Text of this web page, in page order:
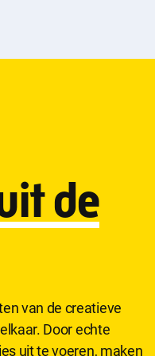
de
van de creatieve
Door echte
uit te voeren, maken